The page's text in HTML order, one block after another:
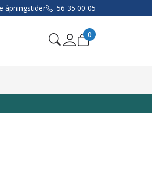
åpningstider 56 35 00 05
0